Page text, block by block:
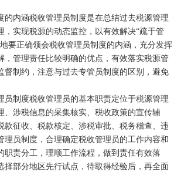
内涵税收管理员制度是在总结过去税源管理
实现税源的动态监控，以有效解决“疏于管
要正确领会税收管理员制度的内涵，充分发挥
管理责任比较明确的优点，有效落实税源管
制约，注意与过去专管员制度的区别，避免
制度税收管理员的基本职责定位于税源管理
涉税信息的采集核实、税收政策的宣传辅
征收、税款核定、涉税审批、税务稽查、违
员制度，合理确定税收管理员的工作内容和
责分工，理顺工作流程，做到责任有效落
部分地区先行试点，待取得经验后，再全面